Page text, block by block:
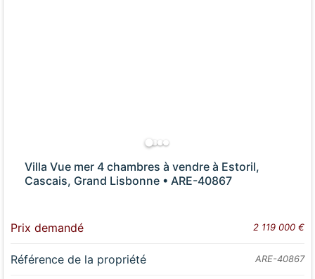
Villa Vue mer 4 chambres à vendre à Estoril,
Cascais, Grand Lisbonne • ARE-40867
Prix demandé 2 119 000 €
Référence de la propriété ARE-40867